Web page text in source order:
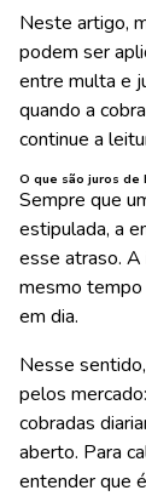
Neste artigo,
podem ser
entre multa e
quando a
continue a
O que são juros de
Sempre que
estipulada, a
esse atraso. A
mesmo tempo
em dia.
Nesse
pelos
cobradas
aberto. Para
entender que